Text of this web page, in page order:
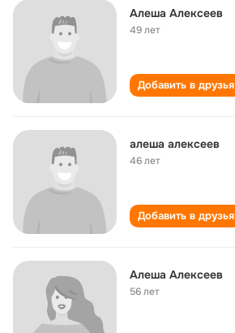
Алеша Алексеев
49 лет
Добавить в друзья
алеша алексеев
46 лет
Добавить в друзья
Алеша Алексеев
56 лет